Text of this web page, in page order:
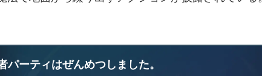
パーティはぜんめつしました。